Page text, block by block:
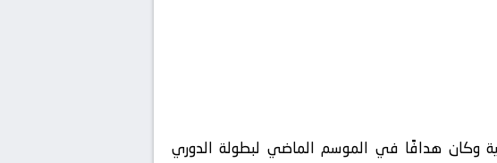
وكان هدافًا في الموسم الماضي لبطولة الدوري